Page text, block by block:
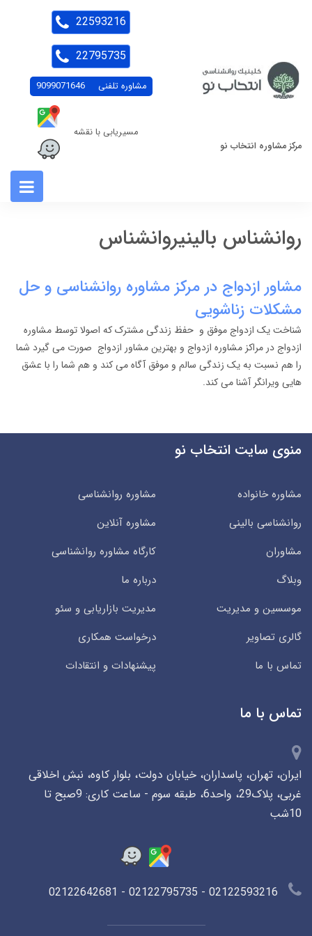
مرکز مشاوره انتخاب نو
مشاوره تلفنی 9099071646
مسیریابی با نقشه
22593216
22795735
روانشناس بالینیروانشناس
مشاور ازدواج در مرکز مشاوره روانشناسی و حل
مشکلات زناشویی
شناخت یک ازدواج موفق و حفظ زندگی مشترک که اصولا توسط مشاوره
ازدواج در مراکز مشاوره ازدواج و بهترین مشاور ازدواج صورت می گیرد شما
را هم نسبت به یک زندگی سالم و موفق آگاه می کند و هم شما را با عشق
هایی ویرانگر آشنا می کند.
منوی سایت انتخاب نو
مشاوره خانواده
مشاوره روانشناسی
روانشناسی بالینی
مشاوره آنلاین
مشاوران
کارگاه مشاوره روانشناسی
وبلاگ
درباره ما
موسسین و مدیریت
مدیریت بازاریابی و سئو
گالری تصاویر
درخواست همکاری
تماس با ما
پیشنهادات و انتقادات
تماس با ما
ایران، تهران، پاسداران، خیابان دولت، بلوار کاوه، نبش اخلاقی
غربی، پلاک29، واحد6، طبقه سوم - ساعت کاری: 9صبح تا
10شب